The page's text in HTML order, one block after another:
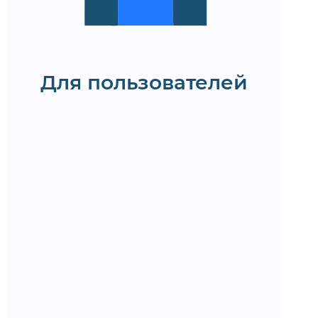
Для пользователей
Удобный поиск нужных